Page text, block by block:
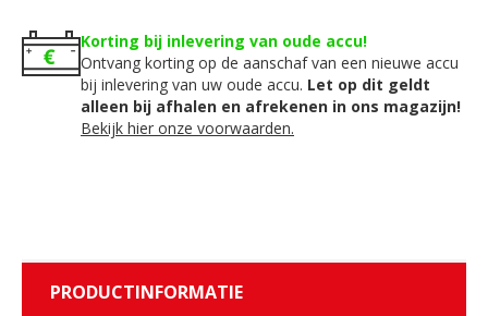
Korting bij inlevering van oude accu!
Ontvang korting op de aanschaf van een nieuwe accu
bij inlevering van uw oude accu. Let op dit geldt
alleen bij afhalen en afrekenen in ons magazijn!
Bekijk hier onze voorwaarden.
PRODUCTINFORMATIE